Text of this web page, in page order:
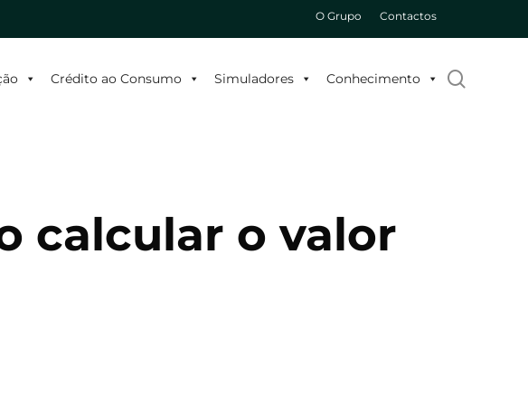
O Grupo Contactos
Crédito ao Consumo Simuladores Conhecimento
calcular o valor